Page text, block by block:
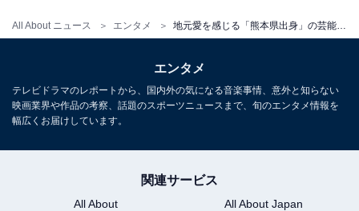
All About ニュース エンタメ
「熊本県出身」の好きな芸能人ランキング！ 2位「上田
晋也（くりぃむしちゅー）」、1位は？
実は「熊本県出身」と聞いて驚いた芸能人ランキング！
2位「倉科カナ」、1位は？
・
「頭の回転が速い」と思うお笑い芸人ランキング！ 3位
エンタメ
テレビドラマのレポートから、国内外の気になる音楽事情、意外と知らない
映画業界や作品の考察、話題のスポーツニュースまで、旬のエンタメ情報を
幅広くお届けしています。
関連サービス
All About
All About Japan